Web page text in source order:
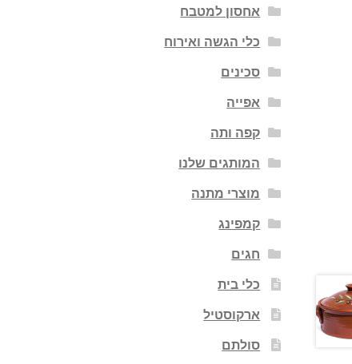
אחסון למטבח
כלי הגשה ואירוח
סכינים
אפייה
קפה ותה
המותגים שלנו
מוצרי מתנה
קמפינג
חגים
כלי בית
ארקוסטיל
סולתם